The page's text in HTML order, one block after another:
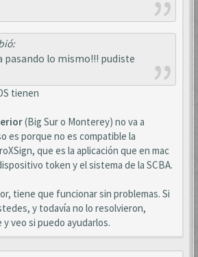
pasando lo mismo!!! pudiste
tienen
(Big Sur o Monterey) no va a
es porque no es compatible la
que es la aplicación que en mac
token y el sistema de la SCBA.
tiene que funcionar sin problemas. Si
y todavía no lo resolvieron,
veo si puedo ayudarlos.